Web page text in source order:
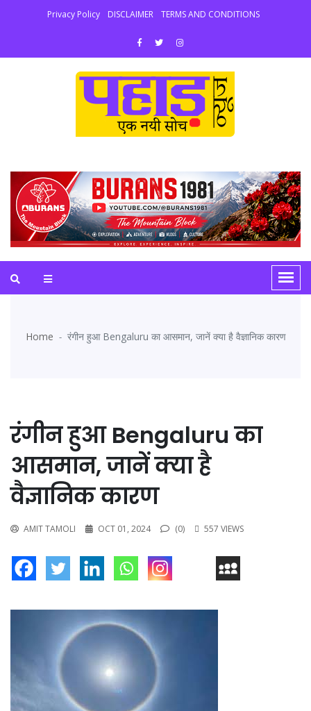
Privacy Policy DISCLAIMER TERMS AND CONDITIONS
Home रंगीन हुआ Bengaluru का आसमान, जानें क्या है वैज्ञानिक कारण
रंगीन हुआ Bengaluru का
आसमान, जानें क्या है
वैज्ञानिक कारण
AMIT TAMOLI OCT 01, 2024 (0) 557 VIEWS